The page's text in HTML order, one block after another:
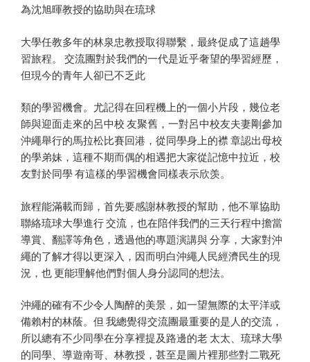
為沈旭暉教授的協助與在琉球
大學任教多年的林泉忠教授取得聯繫，最終促成了這趟學
習旅程。 交流團對於我們的一代是近乎奢望的學習經歷，
但現今的青年人卻已不乏此
類的學習機會。尤記得在回程機上的一個小片段，幾位老
師與迎面走來的呂中校 友聚舊，一對呂中校友夫妻剛參加
沖繩舉行的馬拉松比賽回港，從同學身上的襟 章認出母校
的學弟妹，這種不期而偶的相遇把大家從記憶中拉近，校
友對於同學 有這樣的學習機會同樣表示欣羡。
旅程能滿載而歸，首先要感謝林教授的幫助，他不單協助
聯絡琉球大學進行 交流，也在陪伴我們的三天行程中擔當
導賞、翻譯等角色，透過他的專題演講與 分享，大家對沖
繩的了解才得以更深入，因而明白沖繩人民經濟民生的現
況，也 更能理解他們對個人身分認同的想法。
沖繩的確有不少令人陶醉的美景，如一望無際的太平洋或
備賴村的林蔭。但 我總覺得交流團最重要的是人的交流，
所以總有不少同學在分享裡提及路邊的老 太太、琉球大學
的同學、導遊南哥、林教授，甚至是圖片裡那些對二戰死